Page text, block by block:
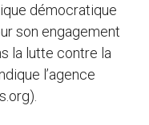
démocratique
son engagement
la lutte contre la
l’agence